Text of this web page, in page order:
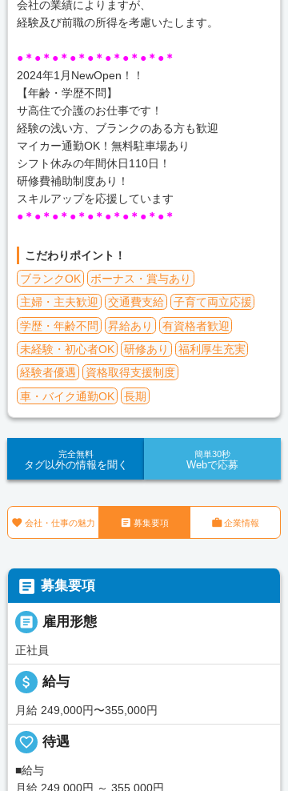
会社の業績によりますが、
経験及び前職の所得を考慮いたします。
●＊●＊●＊●＊●＊●＊●＊●＊●＊
2024年1月NewOpen！！
【年齢・学歴不問】
サ高住で介護のお仕事です！
経験の浅い方、ブランクのある方も歓迎
マイカー通勤OK！無料駐車場あり
シフト休みの年間休日110日！
研修費補助制度あり！
スキルアップを応援しています
●＊●＊●＊●＊●＊●＊●＊●＊●＊
こだわりポイント！
ブランクOK
ボーナス・賞与あり
主婦・主夫歓迎
交通費支給
子育て両立応援
学歴・年齢不問
昇給あり
有資格者歓迎
未経験・初心者OK
研修あり
福利厚生充実
経験者優遇
資格取得支援制度
車・バイク通勤OK
長期
完全無料
タグ以外の情報を聞く
簡単30秒
Webで応募
 会社・仕事の魅力  募集要項 企業情報
 募集要項
 雇用形態
正社員
attach_money 給与
月給 249,000円〜355,000円
favorite_border 待遇
■給与
月給 249,000円 ～ 355,000円